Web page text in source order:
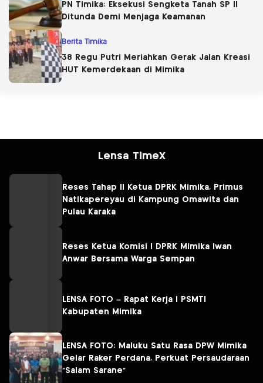
PN Timika: Eksekusi Sengketa Tanah SP II
Ditunda Demi Menjaga Keamanan
Berita Timika
38 Regu Putri Meriahkan Gerak Jalan Kreasi
HUT Kemerdekaan di Mimika
Lensa TimeX
Reses Tahap II Ketua DPRK Mimika, Primus
Natikapereyau di Kampung Omawita dan
Pulau Karaka
Reses Ketua Komisi I DPRK Mimika Iwan
Anwar Bersama Warga Sempan
LENSA FOTO – Rapat Kerja I PSMTI
Kabupaten Mimika
LENSA FOTO: Maluku Satu Rasa DPW Mimika
Gelar Raker Perdana, Perkuat Persaudaraan
“Salam Sarane”